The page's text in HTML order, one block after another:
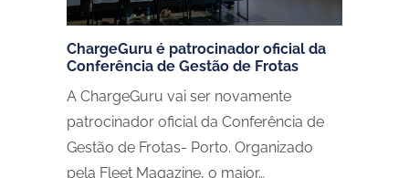
ChargeGuru é patrocinador oficial da
Conferência de Gestão de Frotas
A ChargeGuru vai ser novamente
patrocinador oficial da Conferência de
Gestão de Frotas- Porto. Organizado
pela Fleet Magazine, o maior…